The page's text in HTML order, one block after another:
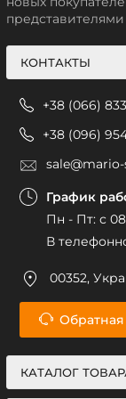
КОНТАКТЫ
+38 (066)
+38 (096)
График
Пн - Пт: с
В
00352,
Обратная
КАТАЛОГ